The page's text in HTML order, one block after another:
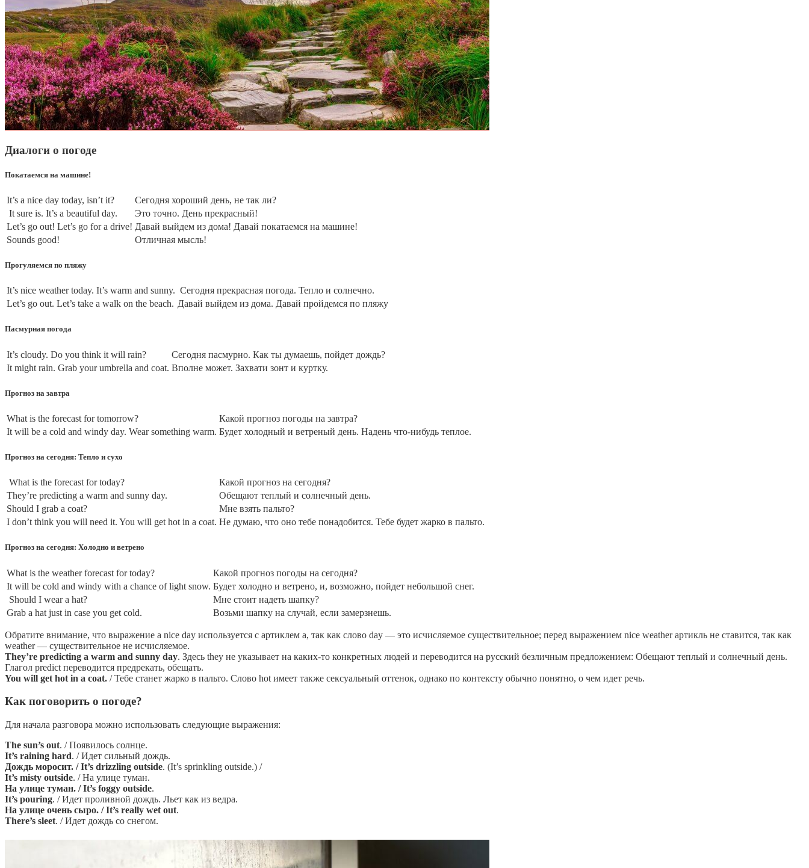
Диалоги о погоде
Покатаемся на машине!
It’s a nice day today, isn’t it?
Сегодня хороший день, не так ли?
It sure is. It’s a beautiful day.
Это точно. День прекрасный!
Let’s go out! Let’s go for a drive! Давай выйдем из дома! Давай покатаемся на машине!
Sounds good!
Отличная мысль!
Прогуляемся по пляжу
It’s nice weather today. It’s warm and sunny. Сегодня прекрасная погода. Тепло и солнечно.
Let’s go out. Let’s take a walk on the beach. Давай выйдем из дома. Давай пройдемся по пляжу
Пасмурная погода
It’s cloudy. Do you think it will rain?
Сегодня пасмурно. Как ты думаешь, пойдет дождь?
It might rain. Grab your umbrella and coat. Вполне может. Захвати зонт и куртку.
Прогноз на завтра
What is the forecast for tomorrow?
Какой прогноз погоды на завтра?
It will be a cold and windy day. Wear something warm. Будет холодный и ветреный день. Надень что-нибудь теплое.
Прогноз на сегодня: Тепло и сухо
What is the forecast for today?
Какой прогноз на сегодня?
They’re predicting a warm and sunny day.
Обещают теплый и солнечный день.
Should I grab a coat?
Мне взять пальто?
I don’t think you will need it. You will get hot in a coat. Не думаю, что оно тебе понадобится. Тебе будет жарко в пальто.
Прогноз на сегодня: Холодно и ветрено
What is the weather forecast for today?
Какой прогноз погоды на сегодня?
It will be cold and windy with a chance of light snow. Будет холодно и ветрено, и, возможно, пойдет небольшой снег.
Should I wear a hat?
Мне стоит надеть шапку?
Grab a hat just in case you get cold.
Возьми шапку на случай, если замерзнешь.
Обратите внимание, что выражение a nice day используется с артиклем а, так как слово day — это исчисляемое существительное; перед выражением nice weather артикль не ставится, так как
weather — существительное не исчисляемое.
They’re predicting a warm and sunny day. Здесь they не указывает на каких-то конкретных людей и переводится на русский безличным предложением: Обещают теплый и солнечный день.
Глагол predict переводится предрекать, обещать.
You will get hot in a coat. / Тебе станет жарко в пальто. Слово hot имеет также сексуальный оттенок, однако по контексту обычно понятно, о чем идет речь.
Как поговорить о погоде?
Для начала разговора можно использовать следующие выражения:
The sun’s out. / Появилось солнце.
It’s raining hard. / Идет сильный дождь.
Дождь моросит. / It’s drizzling outside. (It’s sprinkling outside.) /
It’s misty outside. / На улице туман.
На улице туман. / It’s foggy outside.
It’s pouring. / Идет проливной дождь. Льет как из ведра.
На улице очень сыро. / It’s really wet out.
There’s sleet. / Идет дождь со снегом.